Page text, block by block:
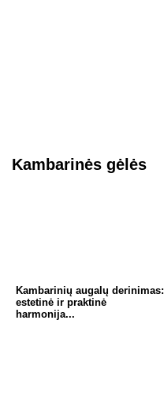
Kambarinės gėlės
Kambarinių augalų derinimas:
estetinė ir praktinė
harmonija...